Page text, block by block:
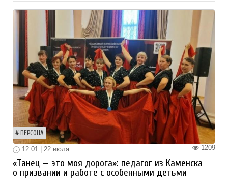
ПЕРСОНА
1209
12:01 | 22 июля
«Танец — это моя дорога»: педагог из Каменска
о призвании и работе с особенными детьми